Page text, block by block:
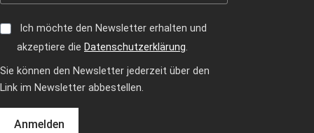
Ich möchte den Newsletter erhalten und
akzeptiere die Datenschutzerklärung.
Sie können den Newsletter jederzeit über den
Link im Newsletter abbestellen.
Anmelden